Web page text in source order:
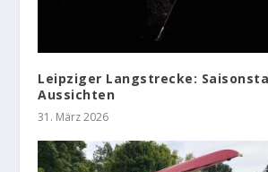
Leipziger Langstrecke:
Aussichten
31. März 2026